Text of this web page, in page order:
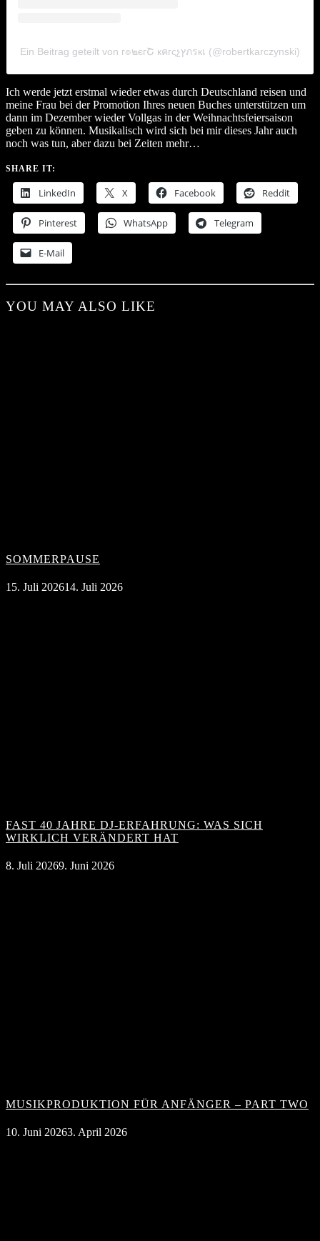
Ein Beitrag geteilt von г๏๒єгՇ кคгςչץภรкเ (@robertkarczynski)
Ich werde jetzt erstmal wieder etwas durch Deutschland reisen und
meine Frau bei der Promotion Ihres neuen Buches unterstützen um
dann im Dezember wieder Vollgas in der Weihnachtsfeiersaison
geben zu können. Musikalisch wird sich bei mir dieses Jahr auch
noch was tun, aber dazu bei Zeiten mehr…
SHARE IT:
LinkedIn X Facebook Reddit
Pinterest WhatsApp Telegram
E-Mail
YOU MAY ALSO LIKE
SOMMERPAUSE
15. Juli 202614. Juli 2026
FAST 40 JAHRE DJ-ERFAHRUNG: WAS SICH
WIRKLICH VERÄNDERT HAT
8. Juli 20269. Juni 2026
MUSIKPRODUKTION FÜR ANFÄNGER – PART TWO
10. Juni 20263. April 2026